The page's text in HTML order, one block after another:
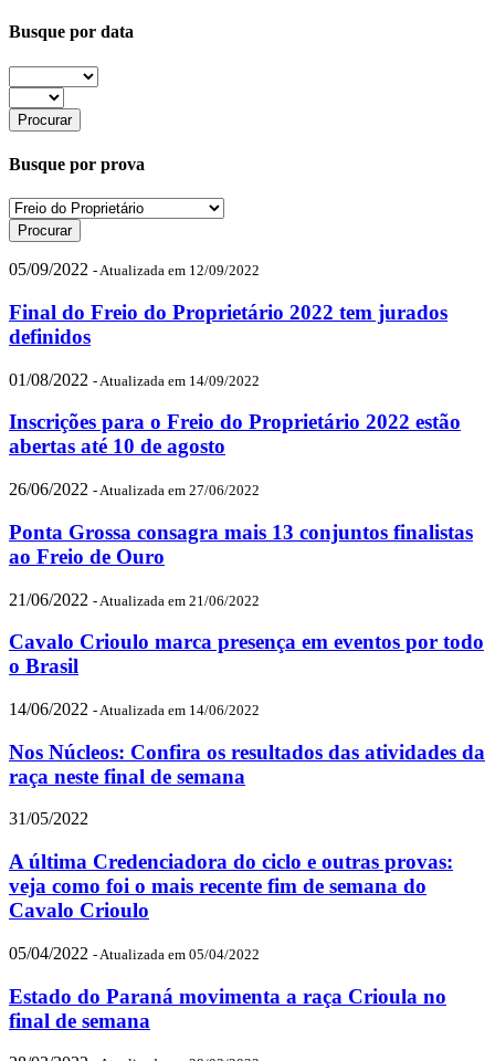
Busque por data
Busque por prova
05/09/2022 - Atualizada em 12/09/2022
Final do Freio do Proprietário 2022 tem jurados
definidos
01/08/2022 - Atualizada em 14/09/2022
Inscrições para o Freio do Proprietário 2022 estão
abertas até 10 de agosto
26/06/2022 - Atualizada em 27/06/2022
Ponta Grossa consagra mais 13 conjuntos finalistas
ao Freio de Ouro
21/06/2022 - Atualizada em 21/06/2022
Cavalo Crioulo marca presença em eventos por todo
o Brasil
14/06/2022 - Atualizada em 14/06/2022
Nos Núcleos: Confira os resultados das atividades da
raça neste final de semana
31/05/2022
A última Credenciadora do ciclo e outras provas:
veja como foi o mais recente fim de semana do
Cavalo Crioulo
05/04/2022 - Atualizada em 05/04/2022
Estado do Paraná movimenta a raça Crioula no
final de semana